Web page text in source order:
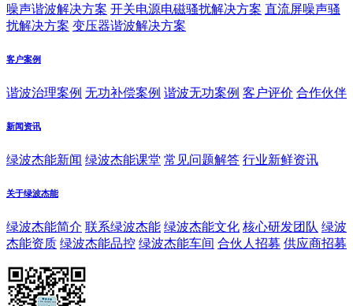
噪声谐波解决方案 开关电源电磁骚扰解决方案 直流屏噪声骚
扰解决方案 变压器谐波解决方案
客户案例
谐波治理案例 无功补偿案例 谐波无功案例 客户评价 合作伙伴
新闻资讯
绿波杰能新闻 绿波杰能课堂 常见问题解答 行业新鲜资讯
关于绿波杰能
绿波杰能简介 联系绿波杰能 绿波杰能文化 核心研发团队 绿波
杰能资质 绿波杰能品控 绿波杰能车间 合伙人招募 供应商招募